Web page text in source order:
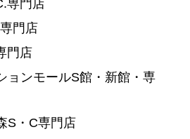
専門店
門店
門店
ョンモールS館・新館・専
S・C専門店